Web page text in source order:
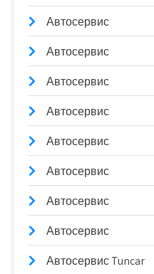
Автосервис
Автосервис
Автосервис
Автосервис
Автосервис
Автосервис
Автосервис
Автосервис
Автосервис Tuncar